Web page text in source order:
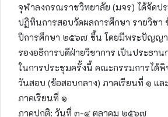
จุฬาลงกรณราชวิทยาลัย (มจร) ได้จัดป
ปฏิทินการสอบวัดผลการศึกษา รายวิชา
ปีการศึกษา ๒๕๖๗ ขึ้น โดยมีพระปัญญ
รองอธิการบดีฝ่ายวิชาการ เป็นประธาน
ในการประชุมครั้งนี้ คณะกรรมการได้
วันสอบ (ข้อสอบกลาง) ภาคเรียนที่ ๑ แล
ภาคเรียนที่ ๑
ภาคปกติ: วันที่ ๓-๔ ตุลาคม ๒๕๖๗